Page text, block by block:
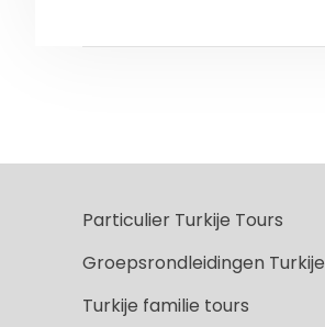
Particulier Turkije Tours
Groepsrondleidingen Turkije
Turkije familie tours